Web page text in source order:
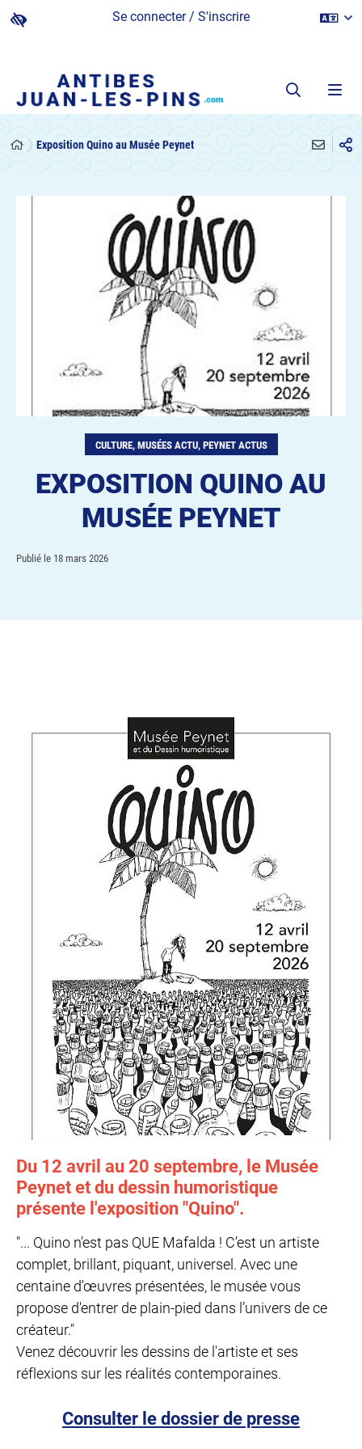
Se connecter / S'inscrire
Exposition Quino au Musée Peynet
CULTURE, MUSÉES ACTU, PEYNET ACTUS
EXPOSITION QUINO AU
MUSÉE PEYNET
Publié le 18 mars 2026
Du 12 avril au 20 septembre, le Musée
Peynet et du dessin humoristique
présente l'exposition "Quino".
"... Quino n’est pas QUE Mafalda ! C’est un artiste
complet, brillant, piquant, universel. Avec une
centaine d'œuvres présentées, le musée vous
propose d'entrer de plain-pied dans l’univers de ce
créateur."
Venez découvrir les dessins de l'artiste et ses
réflexions sur les réalités contemporaines.
Consulter le dossier de presse